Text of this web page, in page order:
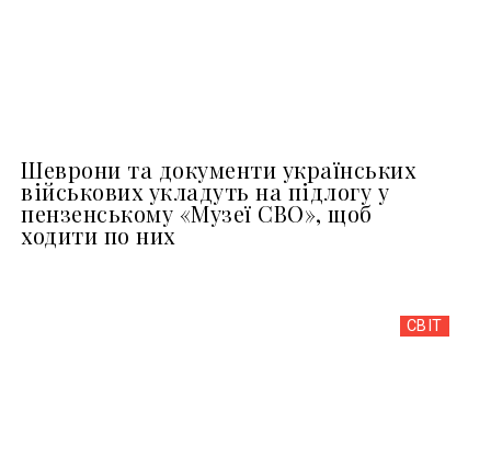
Шеврони та документи українських
військових укладуть на підлогу у
пензенському «Музеї СВО», щоб
ходити по них
СВІТ